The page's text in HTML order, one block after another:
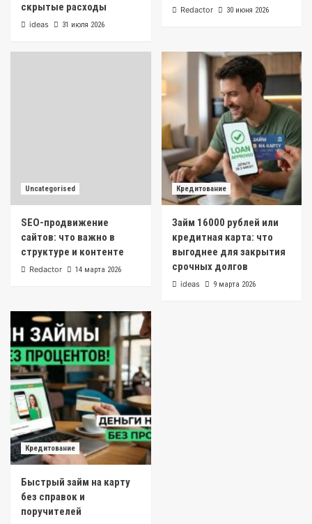
скрытые расходы
ideas 31 июля 2026
Redactor 30 июня 2026
Uncategorised
SEO-продвижение
сайтов: что важно в
структуре и контенте
Redactor 14 марта 2026
Кредитование
Займ 16000 рублей или
кредитная карта: что
выгоднее для закрытия
срочных долгов
ideas 9 марта 2026
Кредитование
Быстрый займ на карту
без справок и
поручителей